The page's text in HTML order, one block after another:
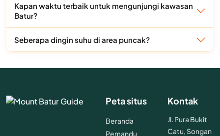
Kapan waktu terbaik untuk mengunjungi kawasan
Batur?
Seberapa dingin suhu di area puncak?
Peta situs
Beranda
Pemandu
Kontak
Jl. Pura Bukit
Catu, Songan